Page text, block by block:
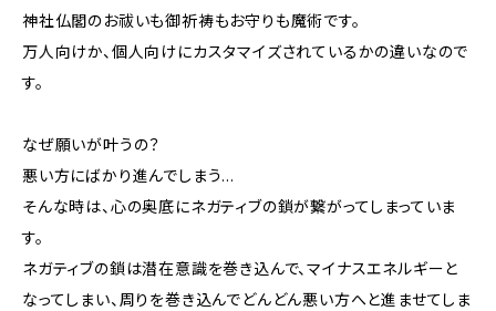
神社仏閣のお祓いも御祈祷もお守りも魔術です。
万人向けか、個人向けにカスタマイズされているかの違いなので
す。
なぜ願いが叶うの？
悪い方にばかり進んでしまう…
そんな時は、心の奥底にネガティブの鎖が繋がってしまっていま
す。
ネガティブの鎖は潜在意識を巻き込んで、マイナスエネルギーと
なってしまい、周りを巻き込んでどんどん悪い方へと進ませてしま